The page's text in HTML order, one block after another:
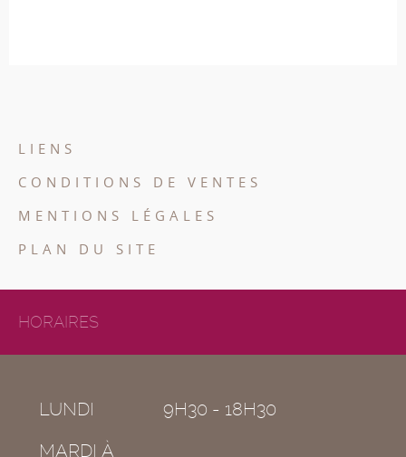
LIENS
CONDITIONS DE VENTES
MENTIONS LÉGALES
PLAN DU SITE
HORAIRES
LUNDI
9H30 - 18H30
MARDI À